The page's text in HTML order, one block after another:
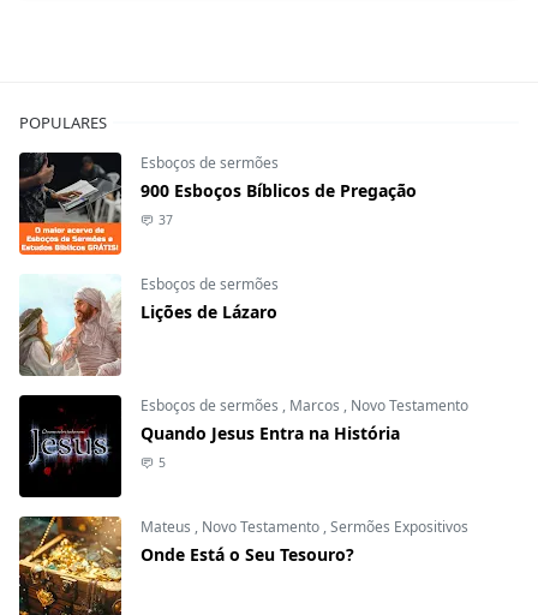
POPULARES
Esboços de sermões
900 Esboços Bíblicos de Pregação
37
Esboços de sermões
Lições de Lázaro
Esboços de sermões , Marcos , Novo Testamento
Quando Jesus Entra na História
5
Mateus , Novo Testamento ,Sermões Expositivos
Onde Está o Seu Tesouro?